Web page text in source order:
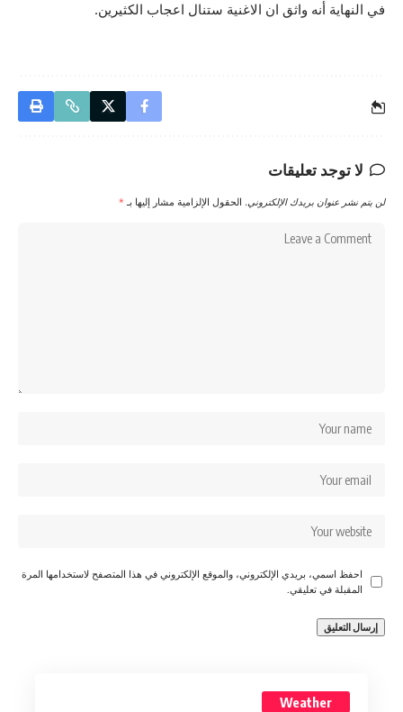
في النهاية أنه واثق ان الاغنية ستنال اعجاب الكثيرين.
لا توجد تعليقات
لن يتم نشر عنوان بريدك الإلكتروني. الحقول الإلزامية مشار إليها بـ *
احفظ اسمي، بريدي الإلكتروني، والموقع الإلكتروني في هذا المتصفح لاستخدامها المرة
المقبلة في تعليقي.
Weather